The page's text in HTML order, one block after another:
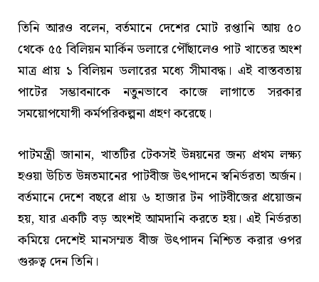
তিনি আরও বলেন, বর্তমানে দেশের মোট রপ্তানি আয় ৫০
থেকে ৫৫ বিলিয়ন মার্কিন ডলারে পৌঁছালেও পাট খাতের অংশ
মাত্র প্রায় ১ বিলিয়ন ডলারের মধ্যে সীমাবদ্ধ। এই বাস্তবতায়
পাটের সম্ভাবনাকে নতুনভাবে কাজে লাগাতে সরকার
সময়োপযোগী কর্মপরিকল্পনা গ্রহণ করেছে।
পাটমন্ত্রী জানান, খাতটির টেকসই উন্নয়নের জন্য প্রথম লক্ষ্য
হওয়া উচিত উন্নতমানের পাটবীজ উৎপাদনে স্বনির্ভরতা অর্জন।
বর্তমানে দেশে বছরে প্রায় ৬ হাজার টন পাটবীজের প্রয়োজন
হয়, যার একটি বড় অংশই আমদানি করতে হয়। এই নির্ভরতা
কমিয়ে দেশেই মানসম্মত বীজ উৎপাদন নিশ্চিত করার ওপর
গুরুত্ব দেন তিনি।